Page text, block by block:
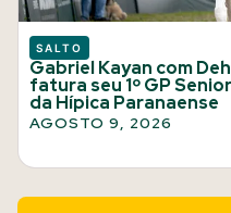
SALTO
Gabriel Kayan com
fatura seu 1º GP
da Hípica Paranaense
AGOSTO 9, 2026